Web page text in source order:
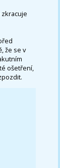
že se v
ošetření,